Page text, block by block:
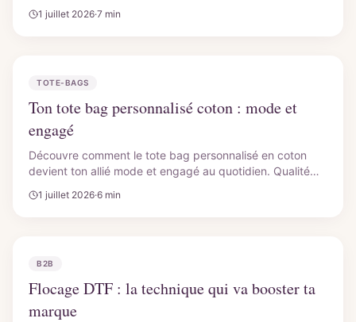
1 juillet 2026·7 min
TOTE-BAGS
Ton tote bag personnalisé coton : mode et
engagé
Découvre comment le tote bag personnalisé en coton
devient ton allié mode et engagé au quotidien. Qualité
1 juillet 2026·6 min
B2B
Flocage DTF : la technique qui va booster ta
marque